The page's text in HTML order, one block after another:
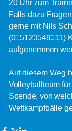
20 Uhr zum
Falls dazu
gerne mit Nils
(015123549311)
aufgenommen
Auf diesem Weg
Volleyballteam
Spende, von
Wettkampfbälle